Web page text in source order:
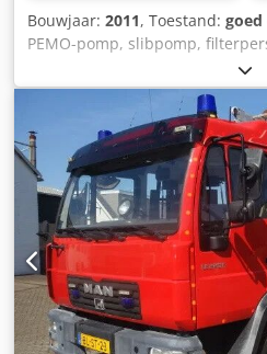
Bouwjaar: 2011, Toestand:
PEMO-pomp, slibpomp,
Type: S-ATMAO/AB/DCB75
22/50 Codpei Ezhbefx Adysrf
kW Snelheid: 2951 min1
Afmetingen: L 1200 mm
toepassingen met zeer
Debiet: van 1 tot 1500 m3/h /